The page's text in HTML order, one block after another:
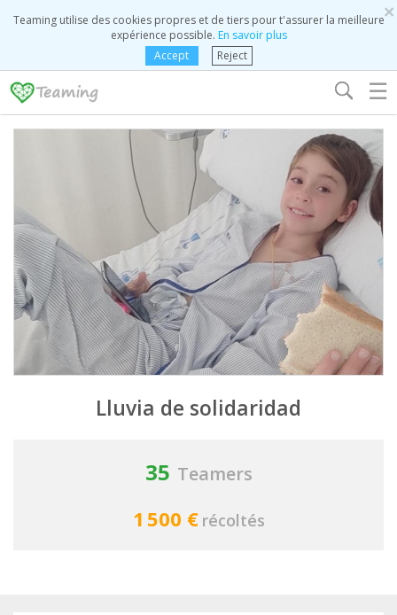
×
Teaming utilise des cookies propres et de tiers pour t'assurer la meilleure
expérience possible. En savoir plus
Accept
Reject
☰
Lluvia de solidaridad
35 Teamers
1 500 € récoltés